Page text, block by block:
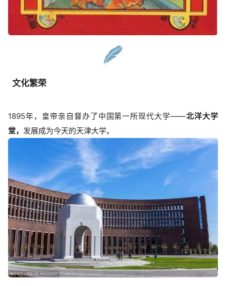
文化繁荣
1895年，皇帝亲自督办了中国第一所现代大学——北洋大学
堂， 发展成为今天的天津大学。